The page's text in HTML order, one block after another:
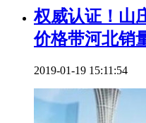
权威认证！山
价格带河北销
2019-01-19 15:11:54